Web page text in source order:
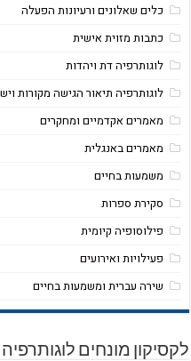
כלים שאלונים ורעיונות הפעלה
כתבות מזוית אישית
לוגותרפיה דת ויהדות
לוגותרפיה תיאור הגישה מקורות
מאמרים אקדמיים ומחקרים
מאמרים באנגלית
משמעות בחיים
סקירת ספרות
פילוסופיה קיומית
פעילויות ואירועים
שירה עברית ומשמעות בחיים
לקסיקון מונחים